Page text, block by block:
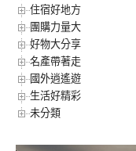
住宿好地方
團購力量大
好物大分享
名產帶著走
國外逍遙遊
生活好精彩
未分類